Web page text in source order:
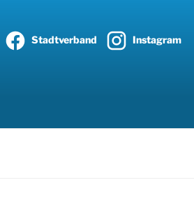
Stadtverband Instagram